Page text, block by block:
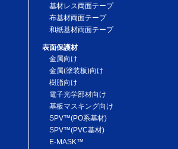
基材レス両面テープ
布基材両面テープ
和紙基材両面テープ
表面保護材
金属向け
金属(塗装板)向け
樹脂向け
電子光学部材向け
基板マスキング向け
SPV™(PO系基材)
SPV™(PVC基材)
E-MASK™